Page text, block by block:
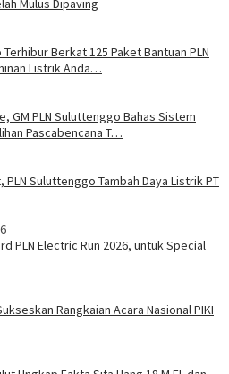
Mulus Dipaving
Berkat 125 Paket Bantuan PLN
Listrik Anda…
GM PLN Suluttenggo Bahas Sistem
Pascabencana T…
Suluttenggo Tambah Daya Listrik PT
PLN Electric Run 2026, untuk Special
Rangkaian Acara Nasional PIKI